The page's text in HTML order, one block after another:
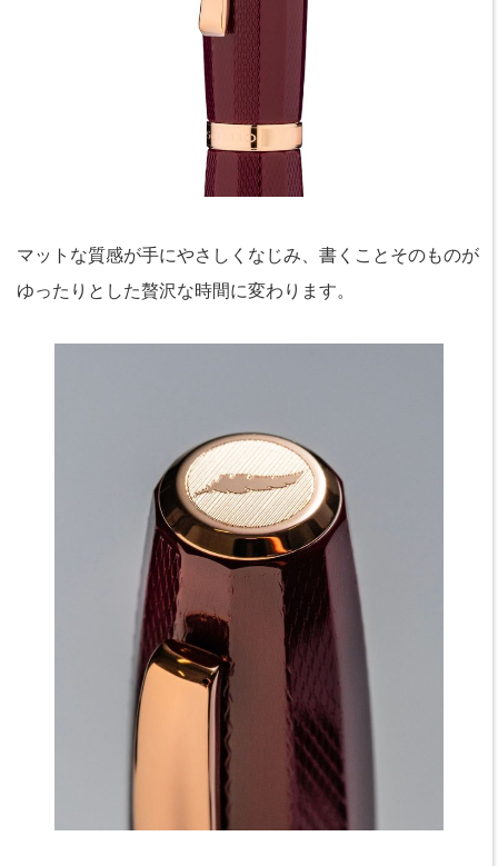
マットな質感が手にやさしくなじみ、書くことそのものが
ゆったりとした贅沢な時間に変わります。